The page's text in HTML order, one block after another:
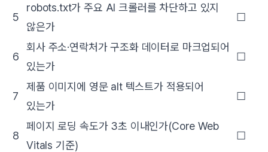
5
robots.txt가 주요 AI 크롤러를 차단하고 있지
않은가
☐
6
회사 주소·연락처가 구조화 데이터로 마크업되어
있는가
☐
7
제품 이미지에 영문 alt 텍스트가 적용되어
있는가
☐
8
페이지 로딩 속도가 3초 이내인가(Core Web
Vitals 기준)
☐